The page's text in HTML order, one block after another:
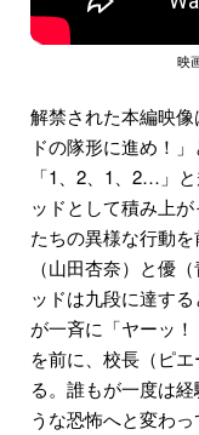
映
解禁された本編映
ドの隊形に進め！
「1、2、1、2…」
ッドとして積み上
たちの異様な行動
（山田杏奈）と優
ッドは九段に達す
が一斉に「ヤーッ
を前に、校長（ピ
る。誰もが一度は
うな恐怖へと変わ